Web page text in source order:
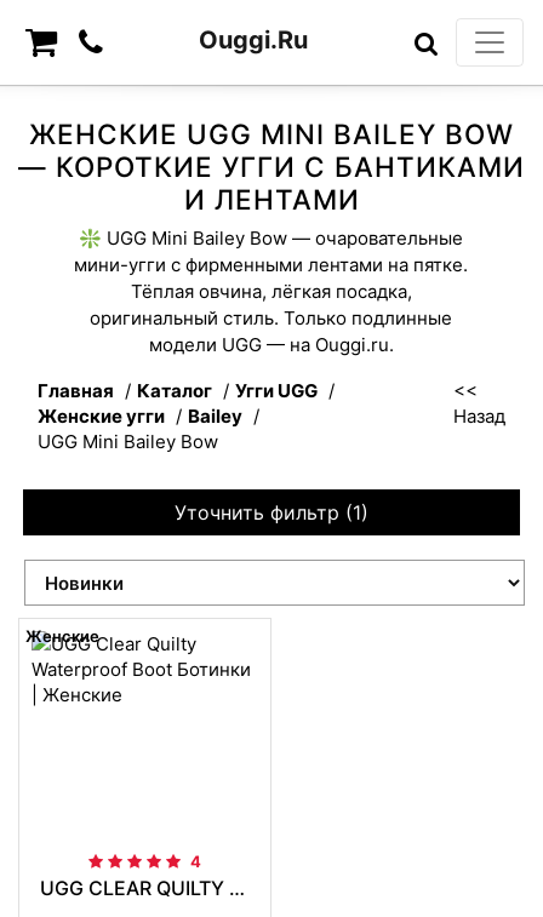
Ouggi.Ru
ЖЕНСКИЕ UGG MINI BAILEY BOW
— КОРОТКИЕ УГГИ С БАНТИКАМИ
И ЛЕНТАМИ
❇️ UGG Mini Bailey Bow — очаровательные
мини-угги с фирменными лентами на пятке.
Тёплая овчина, лёгкая посадка,
оригинальный стиль. Только подлинные
модели UGG — на Ouggi.ru.
Главная Каталог
Угги UGG
Женские угги
Bailey
UGG Mini Bailey Bow
Назад
Уточнить фильтр (1)
Женские
4
UGG CLEAR QUILTY WATERPROOF BOOT БОТИНКИ